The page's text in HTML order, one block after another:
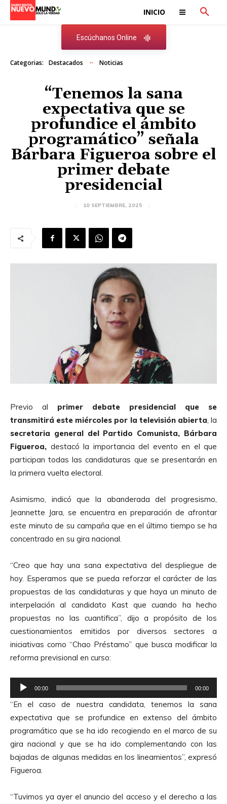
INICIO
Escúchanos Online
Categorias: Destacados Noticias
“Tenemos la sana
expectativa que se
profundice el ámbito
programático” señala
Bárbara Figueroa sobre el
primer debate
presidencial
10 SEPTIEMBRE, 2025
Previo al primer debate presidencial que se
transmitirá este miércoles por la televisión abierta , la
secretaria general del Partido Comunista, Bárbara
Figueroa, destacó la importancia del evento en el que
participan todas las candidaturas que se presentarán en
la primera vuelta electoral.
Asimismo, indicó que la abanderada del progresismo,
Jeannette Jara, se encuentra en preparación de afrontar
este minuto de su campaña que en el último tiempo se ha
concentrado en su gira nacional.
“Creo que hay una sana expectativa del despliegue de
hoy. Esperamos que se pueda reforzar el carácter de las
propuestas de las candidaturas y que haya un minuto de
interpelación al candidato Kast que cuando ha hecho
propuestas no las cuantifica”, dijo a propósito de los
cuestionamientos emitidos por diversos sectores a
iniciativas como “Chao Préstamo” que busca modificar la
reforma previsional en curso:
e
p
r
o
d
u
c
00:00 00:00
“En el caso de nuestra candidata, tenemos la sana
expectativa que se profundice en extenso del ámbito
programático que se ha ido recogiendo en el marco de su
gira nacional y que se ha ido complementando con las
bajadas de algunas medidas en los lineamientos”, expresó
Figueroa.
“Tuvimos ya ayer el anuncio del acceso y el derecho a las